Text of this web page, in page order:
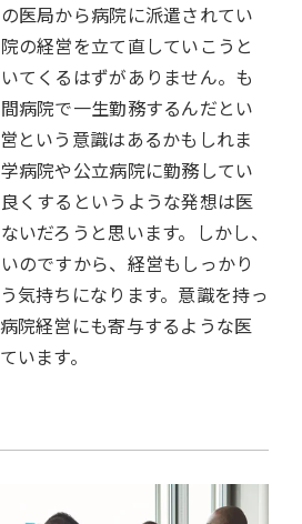
医局から病院に派遣されてい
の経営を立て直していこうと
てくるはずがありません。も
病院で一生勤務するんだとい
という意識はあるかもしれま
病院や公立病院に勤務してい
くするというような発想は医
いだろうと思います。しかし、
のですから、経営もしっかり
気持ちになります。意識を持っ
院経営にも寄与するような医
います。